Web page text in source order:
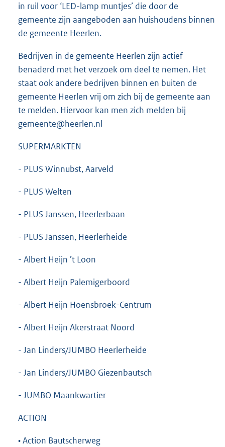
in ruil voor ‘LED-lamp muntjes’ die door de
gemeente zijn aangeboden aan huishoudens binnen
de gemeente Heerlen.
Bedrijven in de gemeente Heerlen zijn actief
benaderd met het verzoek om deel te nemen. Het
staat ook andere bedrijven binnen en buiten de
gemeente Heerlen vrij om zich bij de gemeente aan
te melden. Hiervoor kan men zich melden bij
gemeente@heerlen.nl
SUPERMARKTEN
- PLUS Winnubst, Aarveld
- PLUS Welten
- PLUS Janssen, Heerlerbaan
- PLUS Janssen, Heerlerheide
- Albert Heijn ’t Loon
- Albert Heijn Palemigerboord
- Albert Heijn Hoensbroek-Centrum
- Albert Heijn Akerstraat Noord
- Jan Linders/JUMBO Heerlerheide
- Jan Linders/JUMBO Giezenbautsch
- JUMBO Maankwartier
ACTION
• Action Bautscherweg